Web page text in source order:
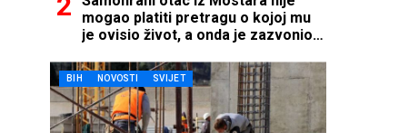
mogao platiti pretragu o kojoj mu
je ovisio život, a onda je zazvonio
BIH NOVOSTI SVIJET